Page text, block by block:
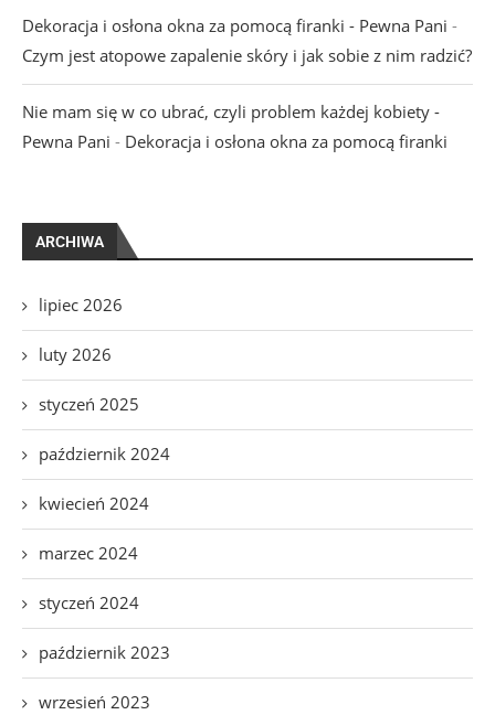
Dekoracja i osłona okna za pomocą firanki - Pewna Pani -
Czym jest atopowe zapalenie skóry i jak sobie z nim radzić?
Nie mam się w co ubrać, czyli problem każdej kobiety -
Pewna Pani - Dekoracja i osłona okna za pomocą firanki
ARCHIWA
lipiec 2026
luty 2026
styczeń 2025
październik 2024
kwiecień 2024
marzec 2024
styczeń 2024
październik 2023
wrzesień 2023